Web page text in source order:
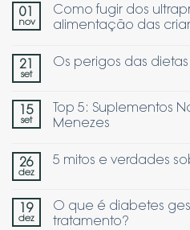
01
nov
Como fugir dos
alimentação das
21
set
Os perigos das dietas
15
set
Top 5: Suplementos
Menezes
26
dez
5 mitos e verdades
19
dez
O que é diabetes
tratamento?